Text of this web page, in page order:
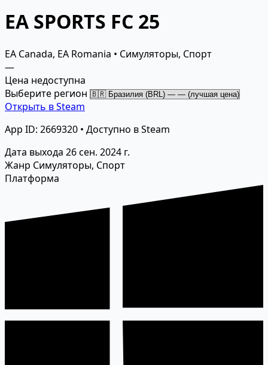
EA SPORTS FC 25
EA Canada, EA Romania • Симуляторы, Спорт
—
Цена недоступна
Выберите регион
Открыть в Steam
App ID: 2669320 • Доступно в Steam
Дата выхода 26 сен. 2024 г.
Жанр Симуляторы, Спорт
Платформа